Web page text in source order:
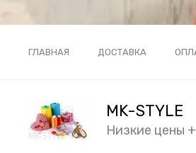
ГЛАВНАЯ ДОСТАВКА
MK-STYLE
Низкие цены